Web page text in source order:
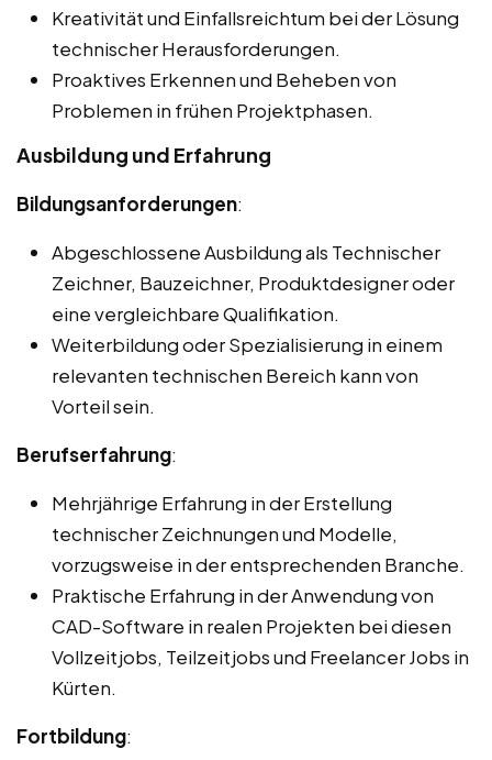
Kreativität und Einfallsreichtum bei der Lösung
technischer Herausforderungen.
Proaktives Erkennen und Beheben von
Problemen in frühen Projektphasen.
Ausbildung und Erfahrung
Bildungsanforderungen:
Abgeschlossene Ausbildung als Technischer
Zeichner, Bauzeichner, Produktdesigner oder
eine vergleichbare Qualifikation.
Weiterbildung oder Spezialisierung in einem
relevanten technischen Bereich kann von
Vorteil sein.
Berufserfahrung:
Mehrjährige Erfahrung in der Erstellung
technischer Zeichnungen und Modelle,
vorzugsweise in der entsprechenden Branche.
Praktische Erfahrung in der Anwendung von
CAD-Software in realen Projekten bei diesen
Vollzeitjobs, Teilzeitjobs und Freelancer Jobs in
Kürten.
Fortbildung: